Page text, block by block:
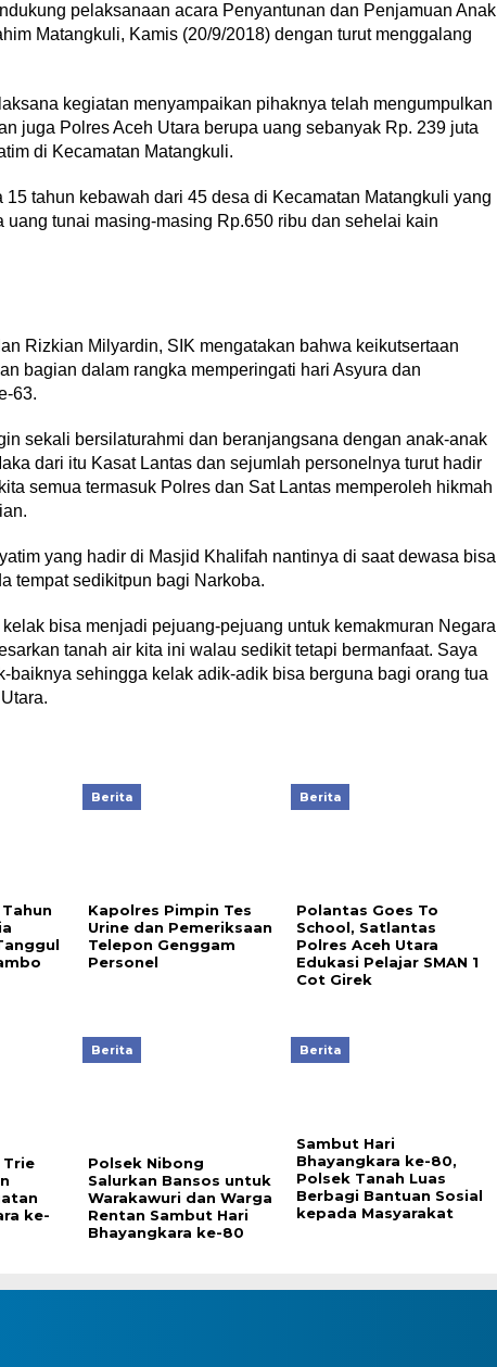
pelaksanaan acara Penyantunan dan Penjamuan Anak
Matangkuli, Kamis (20/9/2018) dengan turut menggalang
kegiatan menyampaikan pihaknya telah mengumpulkan
juga Polres Aceh Utara berupa uang sebanyak Rp. 239 juta
di Kecamatan Matangkuli.
tahun kebawah dari 45 desa di Kecamatan Matangkuli yang
tunai masing-masing Rp.650 ribu dan sehelai kain
Rizkian Milyardin, SIK mengatakan bahwa keikutsertaan
bagian dalam rangka memperingati hari Asyura dan
63.
sekali bersilaturahmi dan beranjangsana dengan anak-anak
dari itu Kasat Lantas dan sejumlah personelnya turut hadir
semua termasuk Polres dan Sat Lantas memperoleh hikmah
yang hadir di Masjid Khalifah nantinya di saat dewasa bisa
tempat sedikitpun bagi Narkoba.
bisa menjadi pejuang-pejuang untuk kemakmuran Negara
tanah air kita ini walau sedikit tetapi bermanfaat. Saya
baiknya sehingga kelak adik-adik bisa berguna bagi orang tua
Berita
Kapolres Pimpin Tes
Urine dan Pemeriksaan
Telepon Genggam
Personel
Berita
Polantas Goes To
School, Satlantas
Polres Aceh Utara
Edukasi Pelajar SMAN 1
Cot Girek
Trie
ke-
Berita
Polsek Nibong
Salurkan Bansos untuk
Warakawuri dan Warga
Rentan Sambut Hari
Bhayangkara ke-80
Berita
Sambut Hari
Bhayangkara ke-80,
Polsek Tanah Luas
Berbagi Bantuan Sosial
kepada Masyarakat